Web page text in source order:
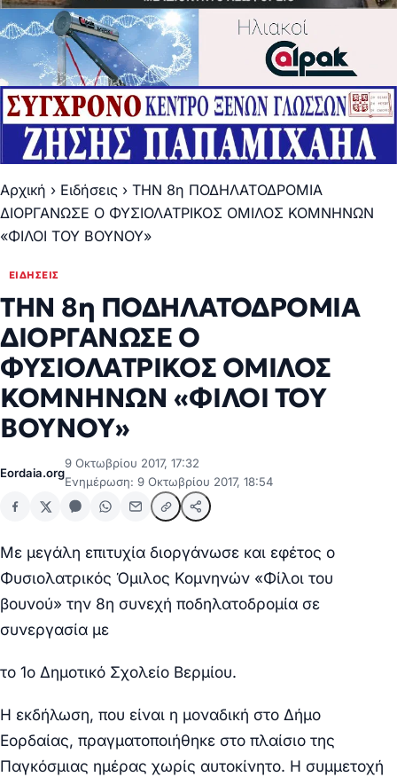
Αρχική › Ειδήσεις › ΤΗΝ 8η ΠΟΔΗΛΑΤΟΔΡΟΜΙΑ
ΔΙΟΡΓΑΝΩΣΕ Ο ΦΥΣΙΟΛΑΤΡΙΚΟΣ ΟΜΙΛΟΣ ΚΟΜΝΗΝΩΝ
«ΦΙΛΟΙ ΤΟΥ ΒΟΥΝΟΥ»
ΕΙΔΉΣΕΙΣ
ΤΗΝ 8η ΠΟΔΗΛΑΤΟΔΡΟΜΙΑ
ΔΙΟΡΓΑΝΩΣΕ Ο
ΦΥΣΙΟΛΑΤΡΙΚΟΣ ΟΜΙΛΟΣ
ΚΟΜΝΗΝΩΝ «ΦΙΛΟΙ ΤΟΥ
ΒΟΥΝΟΥ»
Eordaia.org
9 Οκτωβρίου 2017, 17:32
Ενημέρωση: 9 Οκτωβρίου 2017, 18:54
Με μεγάλη επιτυχία διοργάνωσε και εφέτος ο
Φυσιολατρικός Όμιλος Κομνηνών «Φίλοι του
βουνού» την 8η συνεχή ποδηλατοδρομία σε
συνεργασία με
το 1ο Δημοτικό Σχολείο Βερμίου.
Η εκδήλωση, που είναι η μοναδική στο Δήμο
Εορδαίας, πραγματοποιήθηκε στο πλαίσιο της
Παγκόσμιας ημέρας χωρίς αυτοκίνητο. Η συμμετοχή